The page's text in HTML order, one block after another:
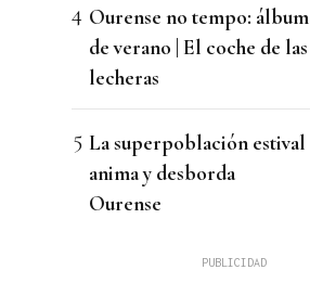
Ourense no tempo: álbum
de verano | El coche de las
lecheras
La superpoblación estival
anima y desborda
Ourense